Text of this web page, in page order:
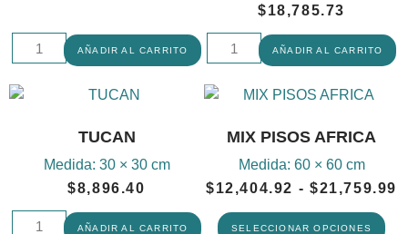
AÑADIR AL CARRITO
$18,785.73
AÑADIR AL CARRITO
TUCAN
Medida: 30 × 30 cm
$8,896.40
AÑADIR AL CARRITO
MIX PISOS AFRICA
Medida: 60 × 60 cm
$12,404.92 - $21,759.99
SELECCIONAR OPCIONES